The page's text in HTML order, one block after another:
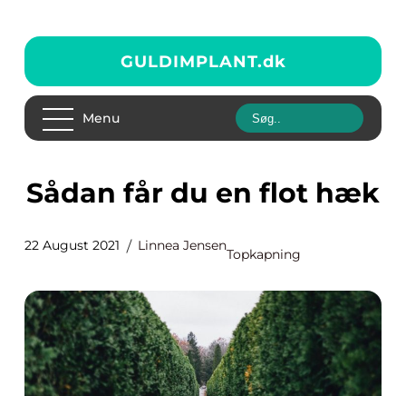
GULDIMPLANT.dk
Menu
Sådan får du en flot hæk
22 August 2021 Linnea Jensen
Topkapning